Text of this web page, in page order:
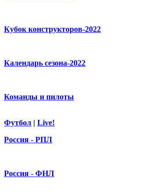
Кубок конструкторов-2022
Календарь сезона-2022
Команды и пилоты
Футбол | Live!
Россия - РПЛ
Россия - ФНЛ